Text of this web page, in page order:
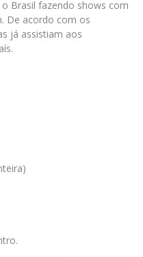
Brasil fazendo shows com
De acordo com os
já assistiam aos